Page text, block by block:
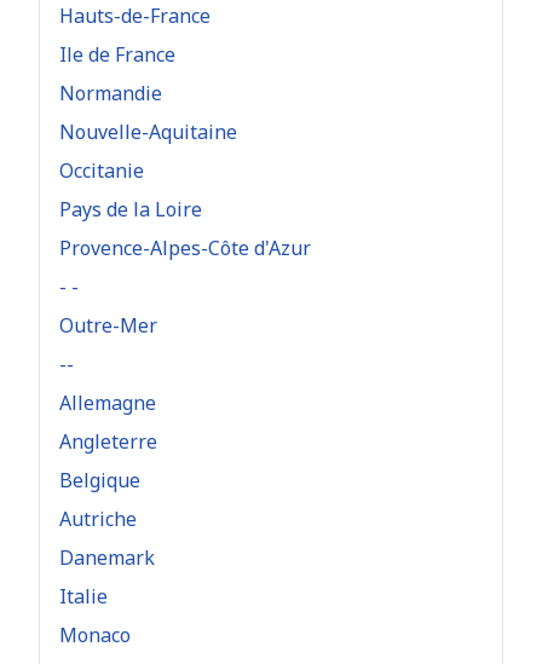
Hauts-de-France
Ile de France
Normandie
Nouvelle-Aquitaine
Occitanie
Pays de la Loire
Provence-Alpes-Côte d'Azur
- -
Outre-Mer
--
Allemagne
Angleterre
Belgique
Autriche
Danemark
Italie
Monaco